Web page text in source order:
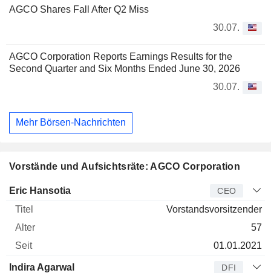
AGCO Shares Fall After Q2 Miss
30.07.
AGCO Corporation Reports Earnings Results for the
Second Quarter and Six Months Ended June 30, 2026
30.07.
Mehr Börsen-Nachrichten
Vorstände und Aufsichtsräte: AGCO Corporation
Manager Titel
Eric Hansotia CEO
Vorstandsvorsitzender
57
01.01.2021
Indira Agarwal DFI